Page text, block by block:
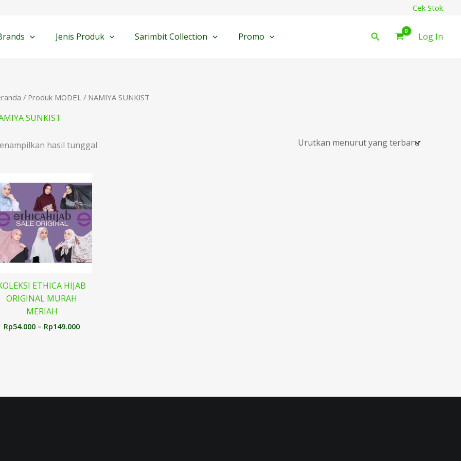
Cek Stok
Jenis Produk Sarimbit Collection Promo Cari Log In
/ Produk MODEL / NAMIYA SUNKIST
SUNKIST
hasil tunggal
ETHICA HIJAB
ORIGINAL MURAH
MERIAH
Rp54.000 – Rp149.000
harga:
Rp54.000
hingga
Rp149.000